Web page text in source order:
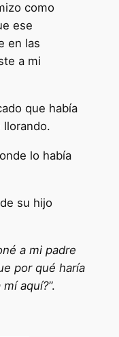
como
ese
en las
a mi
que había
lo había
su hijo
a mi padre
por qué haría
mí aquí?”.